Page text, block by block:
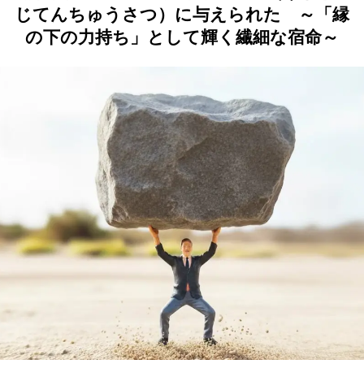
じてんちゅうさつ）に与えられた ～「縁
の下の力持ち」として輝く繊細な宿命～